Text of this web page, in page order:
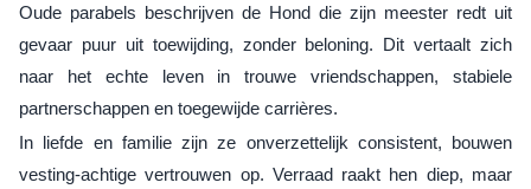
Oude parabels beschrijven de Hond die zijn meester redt uit
gevaar puur uit toewijding, zonder beloning. Dit vertaalt zich
naar het echte leven in trouwe vriendschappen, stabiele
partnerschappen en toegewijde carrières.
In liefde en familie zijn ze onverzettelijk consistent, bouwen
vesting-achtige vertrouwen op. Verraad raakt hen diep, maar